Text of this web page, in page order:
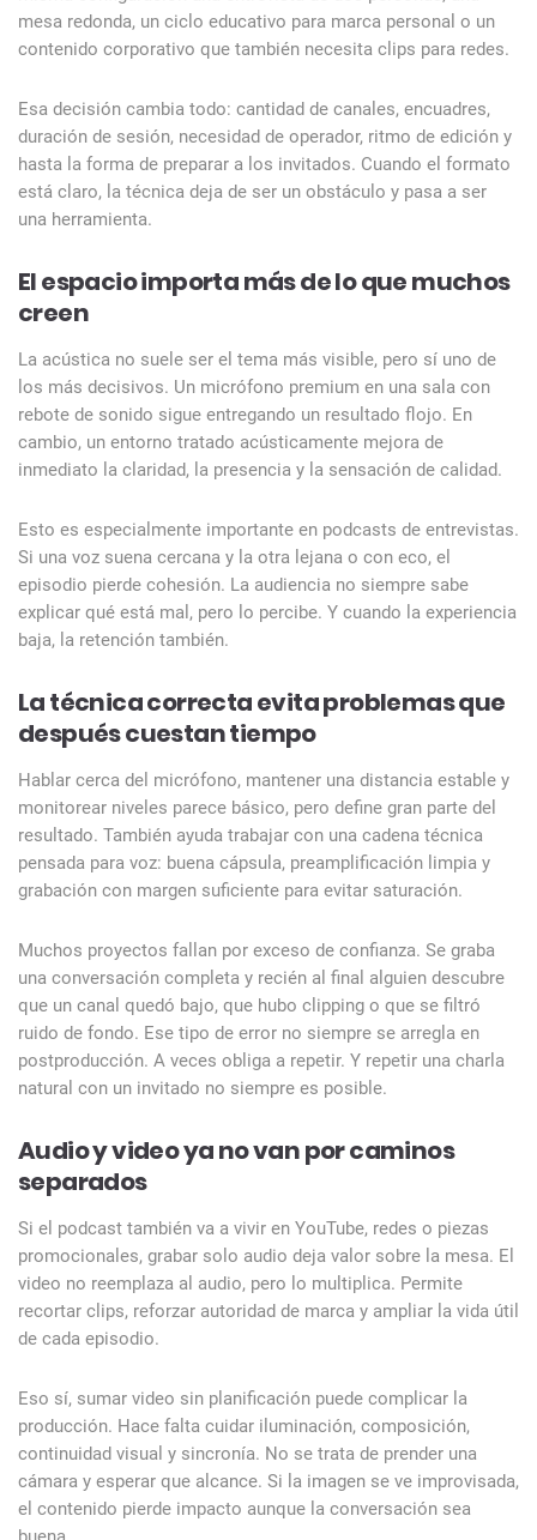
mesa redonda, un ciclo educativo para marca personal o un
contenido corporativo que también necesita clips para redes.
Esa decisión cambia todo: cantidad de canales, encuadres,
duración de sesión, necesidad de operador, ritmo de edición y
hasta la forma de preparar a los invitados. Cuando el formato
está claro, la técnica deja de ser un obstáculo y pasa a ser
una herramienta.
El espacio importa más de lo que muchos
creen
La acústica no suele ser el tema más visible, pero sí uno de
los más decisivos. Un micrófono premium en una sala con
rebote de sonido sigue entregando un resultado flojo. En
cambio, un entorno tratado acústicamente mejora de
inmediato la claridad, la presencia y la sensación de calidad.
Esto es especialmente importante en podcasts de entrevistas.
Si una voz suena cercana y la otra lejana o con eco, el
episodio pierde cohesión. La audiencia no siempre sabe
explicar qué está mal, pero lo percibe. Y cuando la experiencia
baja, la retención también.
La técnica correcta evita problemas que
después cuestan tiempo
Hablar cerca del micrófono, mantener una distancia estable y
monitorear niveles parece básico, pero define gran parte del
resultado. También ayuda trabajar con una cadena técnica
pensada para voz: buena cápsula, preamplificación limpia y
grabación con margen suficiente para evitar saturación.
Muchos proyectos fallan por exceso de confianza. Se graba
una conversación completa y recién al final alguien descubre
que un canal quedó bajo, que hubo clipping o que se filtró
ruido de fondo. Ese tipo de error no siempre se arregla en
postproducción. A veces obliga a repetir. Y repetir una charla
natural con un invitado no siempre es posible.
Audio y video ya no van por caminos
separados
Si el podcast también va a vivir en YouTube, redes o piezas
promocionales, grabar solo audio deja valor sobre la mesa. El
video no reemplaza al audio, pero lo multiplica. Permite
recortar clips, reforzar autoridad de marca y ampliar la vida útil
de cada episodio.
Eso sí, sumar video sin planificación puede complicar la
producción. Hace falta cuidar iluminación, composición,
continuidad visual y sincronía. No se trata de prender una
cámara y esperar que alcance. Si la imagen se ve improvisada,
el contenido pierde impacto aunque la conversación sea